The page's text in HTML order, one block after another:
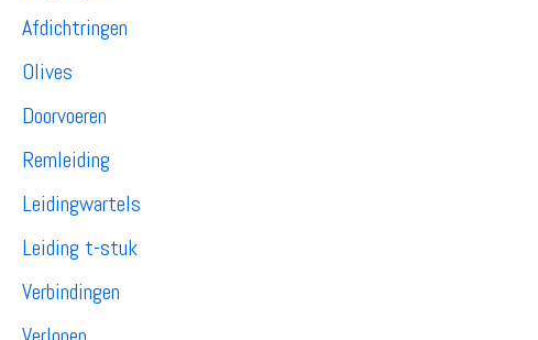
Afdichtringen
Olives
Doorvoeren
Remleiding
Leidingwartels
Leiding t-stuk
Verbindingen